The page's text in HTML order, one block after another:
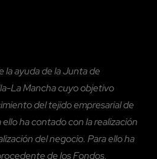
la ayuda de la Junta de
La Mancha cuyo objetivo
del tejido empresarial de
ha contado con la realización
del negocio. Para ello ha
de los Fondos,